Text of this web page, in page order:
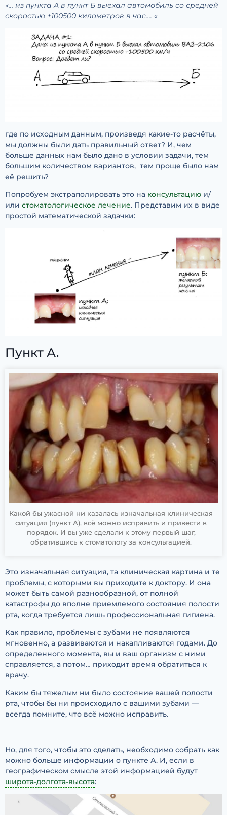
«… из пункта А в пункт Б выехал автомобиль со средней
скоростью +100500 километров в час…. «
где по исходным данным, произведя какие-то расчёты,
мы должны были дать правильный ответ? И, чем
больше данных нам было дано в условии задачи, тем
большим количеством вариантов, тем проще было нам
её решить?
Попробуем экстраполировать это на консультацию и/
или стоматологическое лечение. Представим их в виде
простой математической задачки:
Пункт А.
Какой бы ужасной ни казалась изначальная клиническая
ситуация (пункт А), всё можно исправить и привести в
порядок. И вы уже сделали к этому первый шаг,
обратившись к стоматологу за консультацией.
Это изначальная ситуация, та клиническая картина и те
проблемы, с которыми вы приходите к доктору. И она
может быть самой разнообразной, от полной
катастрофы до вполне приемлемого состояния полости
рта, когда требуется лишь профессиональная гигиена.
Как правило, проблемы с зубами не появляются
мгновенно, а развиваются и накапливаются годами. До
определенного момента, вы и ваш организм с ними
справляется, а потом… приходит время обратиться к
врачу.
Каким бы тяжелым ни было состояние вашей полости
рта, чтобы бы ни происходило с вашими зубами —
всегда помните, что всё можно исправить.
Но, для того, чтобы это сделать, необходимо собрать как
можно больше информации о пункте А. И, если в
географическом смысле этой информацией будут
широта-долгота-высота: